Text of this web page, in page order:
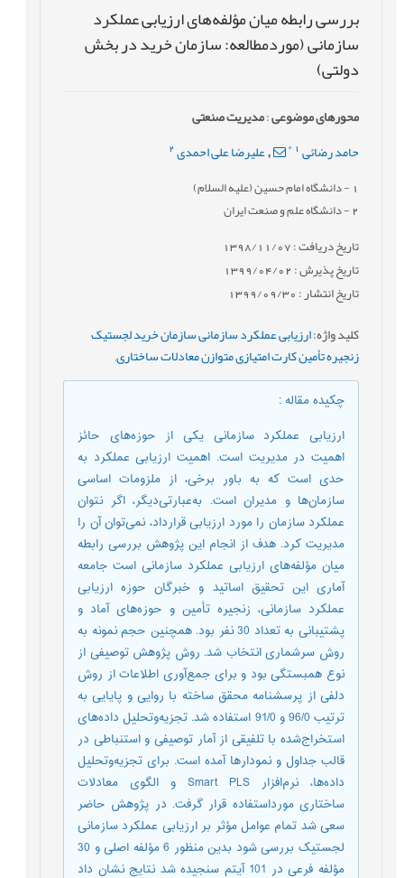
بررسی رابطه میان مؤلفه‌های ارزیابی عملکرد
سازمانی (موردمطالعه: سازمان خرید در بخش
دولتی)
محورهای موضوعی:مدیریت صنعتی
حامد رضائی *
,علیرضا علی احمدی 2
- دانشگاه امام حسین (علیه السلام)
2- دانشگاه علم و صنعت ایران
تاریخ دریافت : 1398/11/07
تاریخ پذیرش : 1399/04/02
تاریخ انتشار : 1399/09/30
کلید واژه:ارزیابی عملکرد سازمانی سازمان خرید لجستیک
زنجیره تأمین کارت امتیازی متوازن معادلات ساختاری,
چکیده مقاله:
ارزیابی عملکرد سازمانی یکی از حوزه‌های حائز
اهمیت در مدیریت است. اهمیت ارزیابی عملکرد به
حدی است که به باور برخی، از ملزومات اساسی
سازمان‌ها و مدیران است. به‌عبارتی‌دیگر، اگر نتوان
عملکرد سازمان را مورد ارزیابی قرارداد، نمی‌توان آن را
مدیریت کرد. هدف از انجام این پژوهش بررسی رابطه
میان مؤلفه‌های ارزیابی عملکرد سازمانی است جامعه
آماری این تحقیق اساتید و خبرگان حوزه ارزیابی
عملکرد سازمانی، زنجیره تأمین و حوزه‌های آماد و
پشتیبانی به تعداد 30 نفر بود. همچنین حجم نمونه به
روش سرشماری انتخاب شد. روش پژوهش توصیفی از
نوع همبستگی بود و برای جمع‌آوری اطلاعات از روش
دلفی از پرسشنامه محقق ساخته با روایی و پایایی به
ترتیب 96/0 و 91/0 استفاده شد. تجزیه‌وتحلیل داده‌های
استخراج‌شده با تلفیقی از آمار توصیفی و استنباطی در
قالب جداول و نمودارها آمده است. برای تجزیه‌وتحلیل
داده‌ها، نرم‌افزار Smart PLS و الگوی معادلات
ساختاری مورداستفاده قرار گرفت. در پژوهش حاضر
سعی شد تمام عوامل مؤثر بر ارزیابی عملکرد سازمانی
لجستیک بررسی شود بدین منظور 6 مؤلفه اصلی و 30
مؤلفه فرعی در 101 آیتم سنجیده شد نتایج نشان داد